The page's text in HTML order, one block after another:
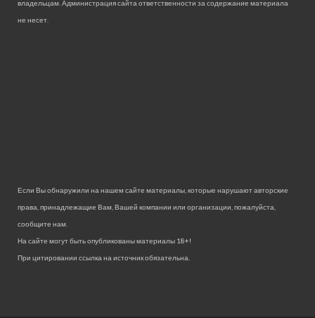
владельцам. Администрация сайта ответственности за содержание материала
не несет.
Если Вы обнаружили на нашем сайте материалы, которые нарушают авторские
права, принадлежащие Вам, Вашей компании или организации, пожалуйста,
сообщите нам.
На сайте могут быть опубликованы материалы 18+!
При цитировании ссылка на источник обязательна.